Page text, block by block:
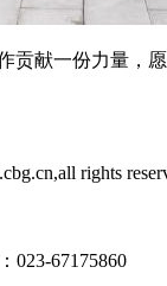
献一份力量，
rights
023-67175860